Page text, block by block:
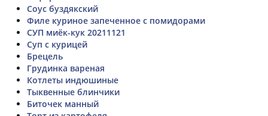
Соус буздякский
Филе куриное запеченное с помидорами
СУП миёк-кук 20211121
Суп с курицей
Брецель
Грудинка вареная
Котлеты индюшиные
Тыквенные блинчики
Биточек манный